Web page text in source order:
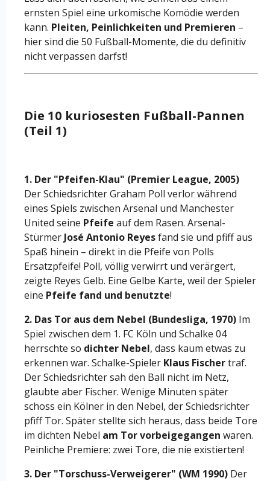
ernsten Spiel eine urkomische Komödie werden
kann. Pleiten, Peinlichkeiten und Premieren –
hier sind die 50 Fußball-Momente, die du definitiv
nicht verpassen darfst!
Die 10 kuriosesten Fußball-Pannen
(Teil 1)
1. Der "Pfeifen-Klau" (Premier League, 2005)
Der Schiedsrichter Graham Poll verlor während
eines Spiels zwischen Arsenal und Manchester
United seine Pfeife auf dem Rasen. Arsenal-
Stürmer José Antonio Reyesfand sie und pfiff aus
Spaß hinein – direkt in die Pfeife von Polls
Ersatzpfeife! Poll, völlig verwirrt und verärgert,
zeigte Reyes Gelb. Eine Gelbe Karte, weil der Spieler
eine Pfeife fand und benutzte!
2. Das Tor aus dem Nebel (Bundesliga, 1970) Im
Spiel zwischen dem 1. FC Köln und Schalke 04
herrschte so dichter Nebel, dass kaum etwas zu
erkennen war. Schalke-Spieler Klaus Fischertraf.
Der Schiedsrichter sah den Ball nicht im Netz,
glaubte aber Fischer. Wenige Minuten später
schoss ein Kölner in den Nebel, der Schiedsrichter
pfiff Tor. Später stellte sich heraus, dass beide Tore
im dichten Nebel am Tor vorbeigegangen waren.
Peinliche Premiere: zwei Tore, die nie existierten!
3. Der "Torschuss-Verweigerer" (WM 1990) Der